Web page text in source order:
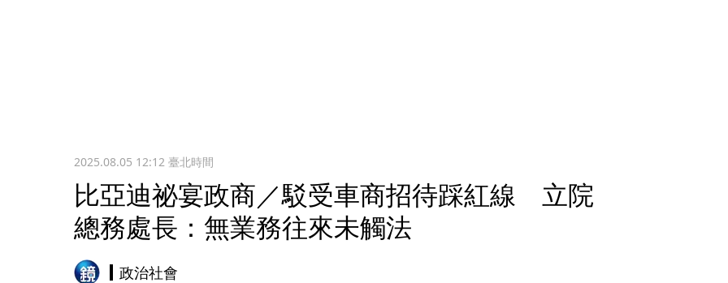
2025.08.05 12:12臺北時間
比亞迪祕宴政商／駁受車商招待踩紅線 立院
總務處長：無業務往來未觸法
政治社會